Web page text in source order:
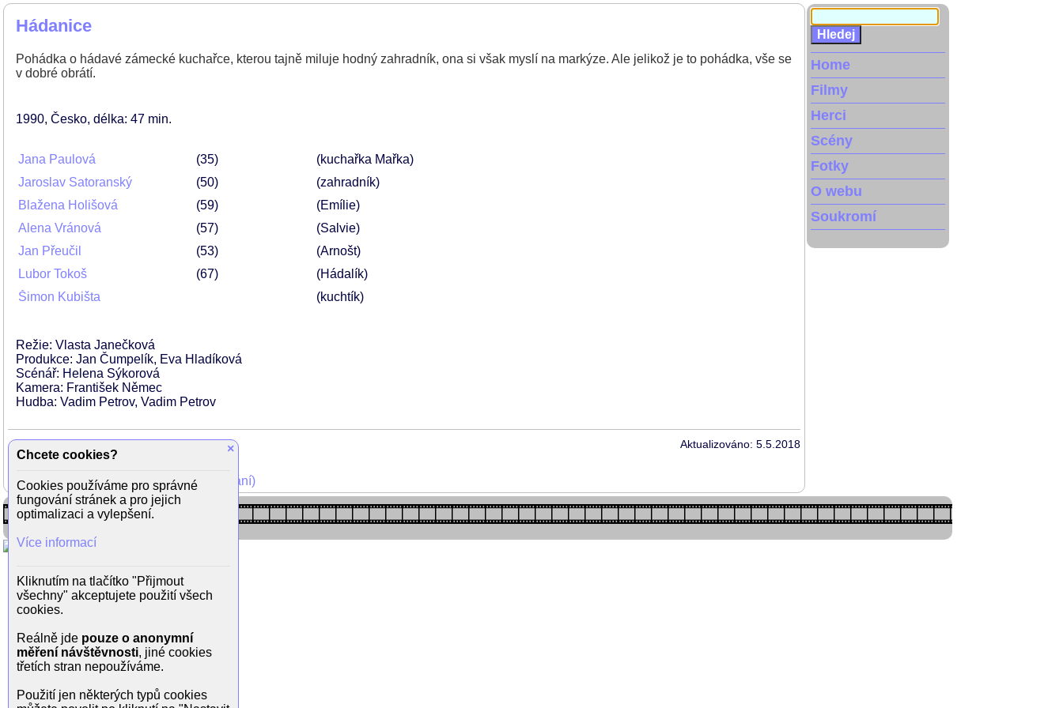
Hádanice
Pohádka o hádavé zámecké kuchařce, kterou tajně miluje hodný zahradník, ona si však myslí na markýze. Ale jelikož je to pohádka, vše se
v dobré obrátí.
1990 Česko délka: 47 min
Jana Paulová 35
(kuchařka Mařka)
Jaroslav Satoranský
50
(zahradník)
Blažena Holišová
59
(Emílie)
Alena Vránová
57
(Salvie)
Jan Přeučil
53
(Arnošt)
Lubor Tokoš
67
(Hádalík)
Šimon Kubišta
(kuchtík)
Režie: Vlasta Janečková
Produkce: Jan Čumpelík, Eva Hladíková
Scénář: Helena Sýkorová
Kamera: František Němec
Hudba: Vadim Petrov, Vadim Petrov
Aktualizováno: 5.5.2018
Mohli jste vidět v TV (zobrazit starší vysílání)
Home
Filmy
Herci
Scény
Fotky
O webu
Soukromí
×
Chcete cookies?
Cookies používáme pro správné
fungování stránek a pro jejich
optimalizaci a vylepšení.
Více informací
Kliknutím na tlačítko "Přijmout
všechny" akceptujete použití všech
cookies.
Reálně jde pouze o anonymní
měření návštěvnosti, jiné cookies
třetích stran nepoužíváme.
Použití jen některých typů cookies